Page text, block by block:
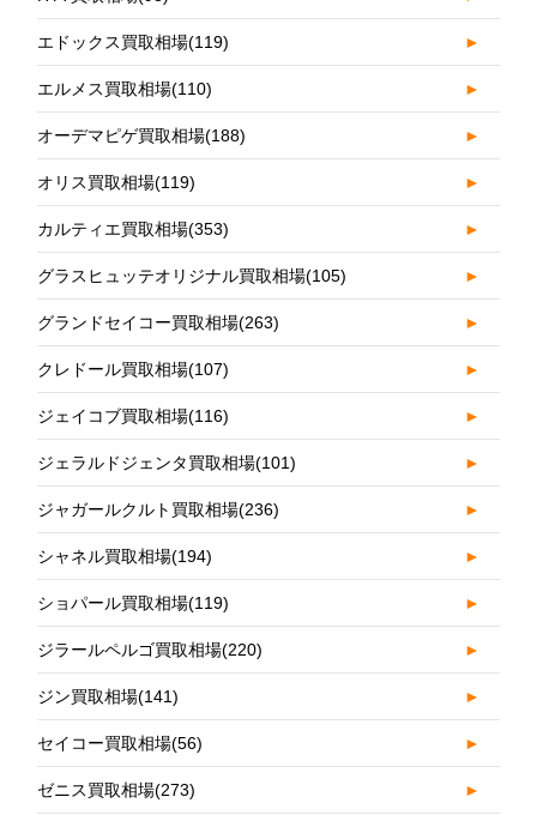
エドックス買取相場(119) ►
エルメス買取相場(110) ►
オーデマピゲ買取相場(188) ►
オリス買取相場(119) ►
カルティエ買取相場(353) ►
グラスヒュッテオリジナル買取相場(105) ►
グランドセイコー買取相場(263) ►
クレドール買取相場(107) ►
ジェイコブ買取相場(116) ►
ジェラルドジェンタ買取相場(101) ►
ジャガールクルト買取相場(236) ►
シャネル買取相場(194) ►
ショパール買取相場(119) ►
ジラールペルゴ買取相場(220) ►
ジン買取相場(141) ►
セイコー買取相場(56) ►
ゼニス買取相場(273) ►